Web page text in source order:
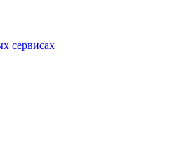
сервисах